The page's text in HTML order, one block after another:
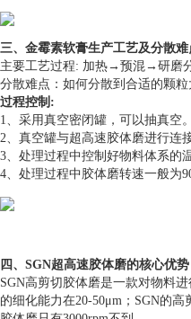
三、金霉素软膏生产工艺及分散难
主要工艺过程: 加热→预混→研磨
分散难点：如何分散到合适的颗
过程控制:
1、采用真空密闭罐，可以抽真空。
2、真空罐与超高速胶体磨进行连
3、处理过程中控制好物料体系的
4、处理过程中胶体磨转速一般为
四、SGN超高速胶体磨的核心优势
SGN高剪切胶体磨是一款对物料
的细化能力在20-50μm；SGN的